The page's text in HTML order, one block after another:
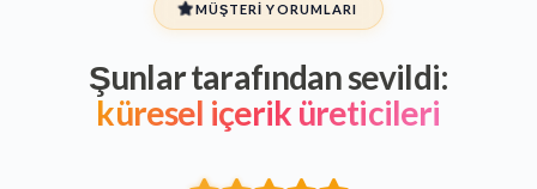
MÜŞTERI YORUMLARI
Şunlar tarafından sevildi:
küresel içerik üreticileri